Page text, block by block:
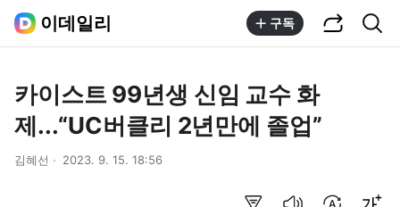
이데일리 구독
카이스트 99년생 신임 교수 화
제...“UC버클리 2년만에 졸업”
김혜선 2023. 9. 15. 18:56